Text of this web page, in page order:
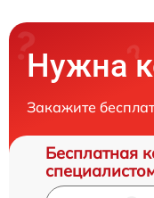
Нужна
Закажите
Бесплатная